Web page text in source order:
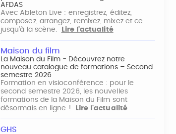
AFDAS
Avec Ableton Live : enregistrez, éditez,
composez, arrangez, remixez, mixez et ce
jusqu'à la scène.
Lire l'actualité
Maison du film
La Maison du Film - Découvrez notre
nouveau catalogue de formations – Second
semestre 2026
Formation en visioconférence : pour le
second semestre 2026, les nouvelles
formations de la Maison du Film sont
désormais en ligne !
Lire l'actualité
GHS